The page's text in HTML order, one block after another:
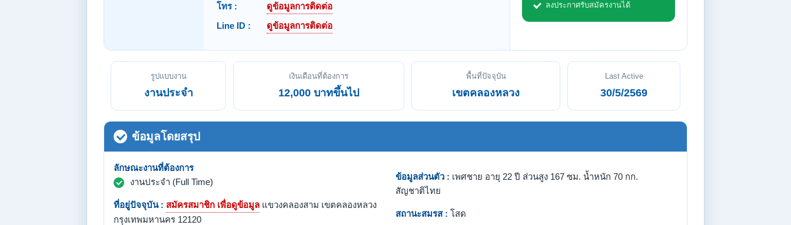
โทร :
ดูข้อมูลการติดต่อ
Line ID :
ดูข้อมูลการติดต่อ
ลงประกาศรับสมัครงานได้
รูปแบบงาน
งานประจำ
เงินเดือนที่ต้องการ
12,000 บาทขึ้นไป
พื้นที่ปัจจุบัน
เขตคลองหลวง
Last Active
30/5/2569
ข้อมูลโดยสรุป
ลักษณะงานที่ต้องการ
งานประจำ (Full Time)
ที่อยู่ปัจจุบัน : สมัครสมาชิก เพื่อดูข้อมูล แขวงคลองสาม เขตคลองหลวง
กรุงเทพมหานคร 12120
ข้อมูลส่วนตัว : เพศชาย อายุ 22 ปี ส่วนสูง 167 ซม. น้ำหนัก 70 กก.
สัญชาติไทย
สถานะสมรส : โสด